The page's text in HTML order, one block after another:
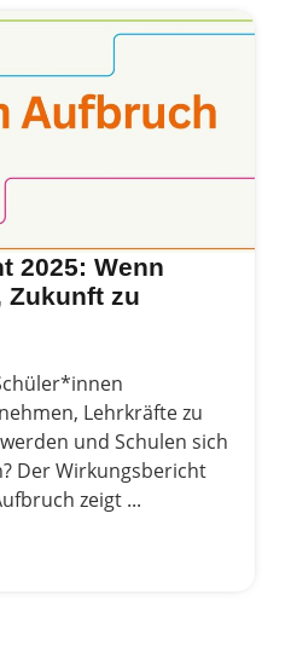
2025: Wenn
Zukunft zu
Lehrkräfte zu
und Schulen sich
Der Wirkungsbericht
zeigt ...